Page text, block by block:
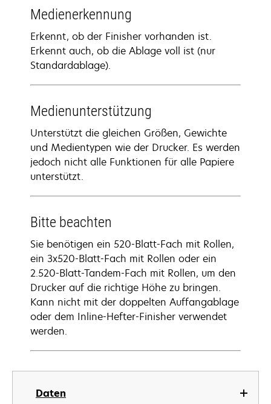
Daten
Medienerkennung
Erkennt, ob der Finisher vorhanden ist.
Erkennt auch, ob die Ablage voll ist (nur
Standardablage).
Medienunterstützung
Unterstützt die gleichen Größen, Gewichte
und Medientypen wie der Drucker. Es werden
jedoch nicht alle Funktionen für alle Papiere
unterstützt.
Bitte beachten
Sie benötigen ein 520-Blatt-Fach mit Rollen,
ein 3x520-Blatt-Fach mit Rollen oder ein
2.520-Blatt-Tandem-Fach mit Rollen, um den
Drucker auf die richtige Höhe zu bringen.
Kann nicht mit der doppelten Auffangablage
oder dem Inline-Hefter-Finisher verwendet
werden.